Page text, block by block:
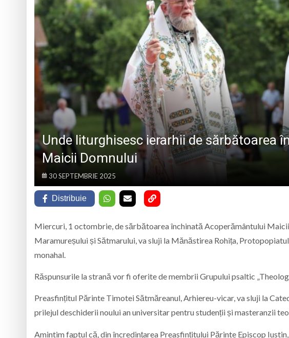
Prognoza meteo Maramureș, joi
Marin Preda, copilul pe care
Un tânăr din Petrova s-a stins în
5 august 1984: regalul olimpic
Unde liturghisesc ierarhii de sărbătoarea
Maicii Domnului
30 SEPTEMBRIE 2025
Distribuie
Miercuri, 1 octombrie, de sărbătoarea închinată Acoperământului
Maramureșului și Sătmarului, va sluji la Mănăstirea Rohița,
monahal.
Răspunsurile la strană vor fi oferite de membrii Grupului psaltic
Preasfințitul Părinte Timotei Sătmăreanul, Arhiereu-vicar, va sluji la
prilejul deschiderii noului an universitar pentru studenții și masteranzii
Amintim faptul că, din încredințarea Preasfințitului Părinte Episcop